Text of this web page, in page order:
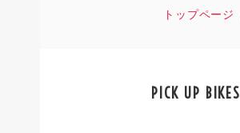
トップページ
PICK UP BIKES